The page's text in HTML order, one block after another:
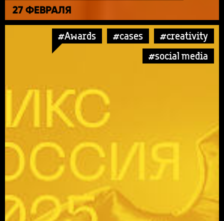
27 ФЕВРАЛЯ
#Awards #cases
#creativity
#social media